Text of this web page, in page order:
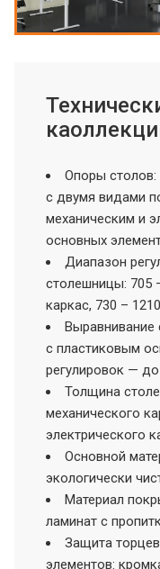
Опоры столов:
с двумя видами
механическим и
основных
Диапазон
столешницы: 705
каркас, 730 –
Выравнивание
с пластиковым
регулировок —
Толщина
механического
электрического
Основной
экологически
Материал
ламинат с
Защита
элементов: